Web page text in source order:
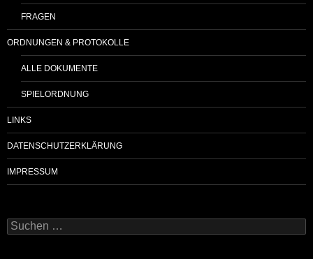
FRAGEN
ORDNUNGEN & PROTOKOLLE
ALLE DOKUMENTE
SPIELORDNUNG
LINKS
DATENSCHUTZERKLÄRUNG
IMPRESSUM
Suchen
nach: